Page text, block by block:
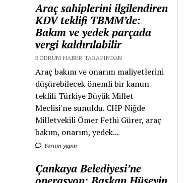
Araç sahiplerini ilgilendiren
KDV teklifi TBMM’de:
Bakım ve yedek parçada
vergi kaldırılabilir
BODRUM HABER TARAFINDAN
Araç bakım ve onarım maliyetlerini
düşürebilecek önemli bir kanun
teklifi Türkiye Büyük Millet
Meclisi'ne sunuldu. CHP Niğde
Milletvekili Ömer Fethi Gürer, araç
bakım, onarım, yedek...
Yorum yapın
Çankaya Belediyesi’ne